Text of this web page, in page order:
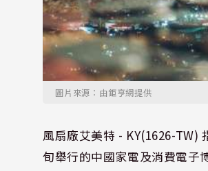
圖片來源：由鉅亨網提供
風扇廠艾美特 - KY(1626-TW)
旬舉行的中國家電及消費電子